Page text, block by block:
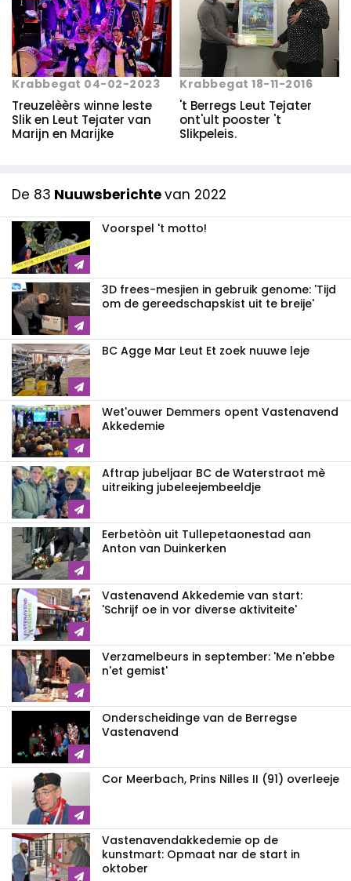
Krabbegat 04-02-2023
Treuzelèèrs winne leste
Slik en Leut Tejater van
Marijn en Marijke
Krabbegat 18-11-2016
't Berregs Leut Tejater
ont'ult pooster 't
Slikpeleis.
De 83 Nuuwsberichtevan 2022
Voorspel 't motto!
3D frees-mesjien in gebruik genome: 'Tijd
om de gereedschapskist uit te breije'
BC Agge Mar Leut Et zoek nuuwe leje
Wet'ouwer Demmers opent Vastenavend
Akkedemie
Aftrap jubeljaar BC de Waterstraot mè
uitreiking jubeleejembeeldje
Eerbetòòn uit Tullepetaonestad aan
Anton van Duinkerken
Vastenavend Akkedemie van start:
'Schrijf oe in vor diverse aktiviteite'
Verzamelbeurs in september: 'Me n'ebbe
n'et gemist'
Onderscheidinge van de Berregse
Vastenavend
Cor Meerbach, Prins Nilles II (91) overleeje
Vastenavend­akkedemie op de
kunstmart: Opmaat nar de start in
oktober